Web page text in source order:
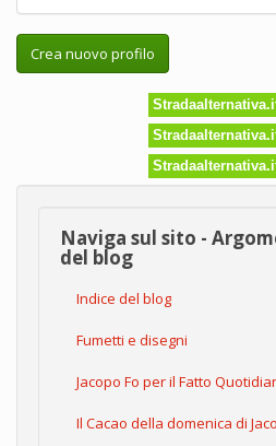
Crea nuovo profilo
Naviga sul sito -
del blog
Indice del blog
Fumetti e disegni
Jacopo Fo per il Fatto
Il Cacao della domenica di